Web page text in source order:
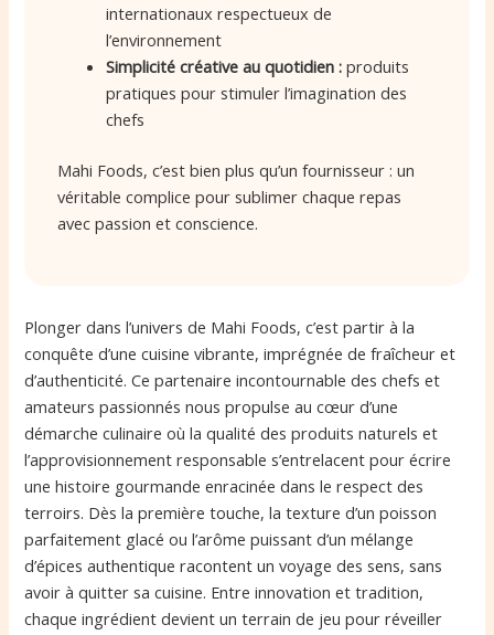
internationaux respectueux de
l’environnement
Simplicité créative au quotidien : produits
pratiques pour stimuler l’imagination des
chefs
Mahi Foods, c’est bien plus qu’un fournisseur : un
véritable complice pour sublimer chaque repas
avec passion et conscience.
Plonger dans l’univers de Mahi Foods, c’est partir à la
conquête d’une cuisine vibrante, imprégnée de fraîcheur et
d’authenticité. Ce partenaire incontournable des chefs et
amateurs passionnés nous propulse au cœur d’une
démarche culinaire où la qualité des produits naturels et
l’approvisionnement responsable s’entrelacent pour écrire
une histoire gourmande enracinée dans le respect des
terroirs. Dès la première touche, la texture d’un poisson
parfaitement glacé ou l’arôme puissant d’un mélange
d’épices authentique racontent un voyage des sens, sans
avoir à quitter sa cuisine. Entre innovation et tradition,
chaque ingrédient devient un terrain de jeu pour réveiller